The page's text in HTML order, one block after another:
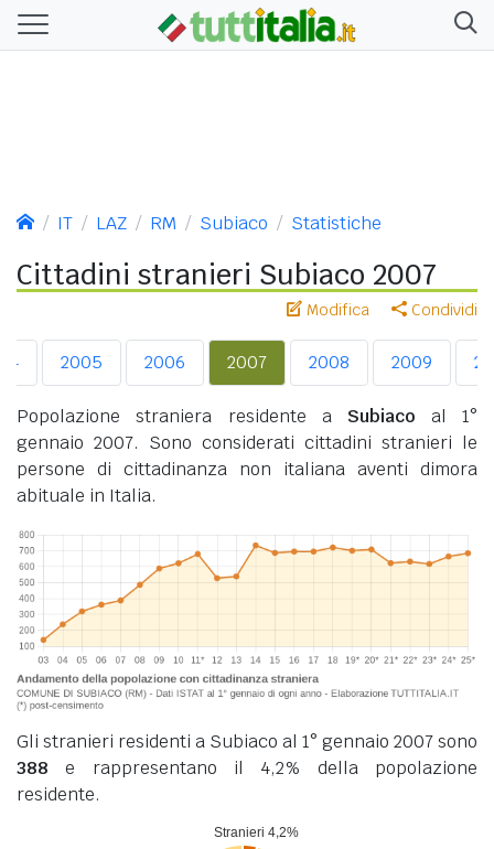
IT LAZ RM Subiaco Statistiche
Cittadini stranieri Subiaco 2007
Modifica Condividi
2005 2006 2007 2008 2009
Popolazione straniera residente a Subiaco al 1°
gennaio 2007. Sono considerati cittadini stranieri le
persone di cittadinanza non italiana aventi dimora
abituale in Italia.
Gli stranieri residenti a Subiaco al 1° gennaio 2007 sono
388 e rappresentano il 4,2% della popolazione
residente.